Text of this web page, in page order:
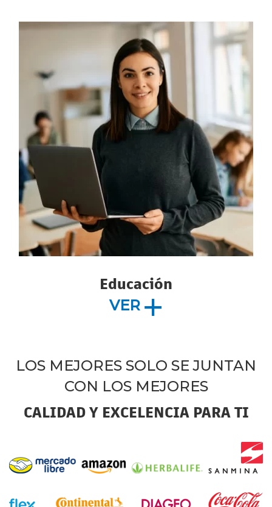
Educación
VER
LOS MEJORES SOLO SE JUNTAN
CON LOS MEJORES
CALIDAD Y EXCELENCIA PARA TI